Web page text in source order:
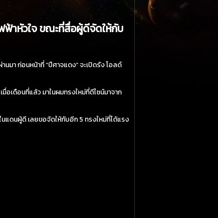
ฟ้าหัวใจ ขณะที่สื่อผู้ดีจัดให้กับ
มา ก่อนหน้าที่ “ปีศาจแดง” จะเปิดรัง โอลด์
อเดือนที่แล้ว มาในผมทรงใหม่ที่ดีไซน์มาจาก
แดนผู้ดี เลยขอจัดให้กับอีก 5 ทรงใหม่ที่ได้แรง